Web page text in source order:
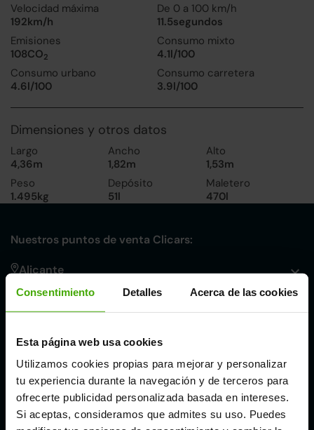
Consentimiento Detalles Acerca de las cookies
Esta página web usa cookies
Utilizamos cookies propias para mejorar y personalizar
tu experiencia durante la navegación y de terceros para
ofrecerte publicidad personalizada basada en intereses.
Si aceptas, consideramos que admites su uso. Puedes
Velocidad máxima
192km/h
De 0 a 100 km/h
11.5segundos
Emisiones
108CO2
Consumo mixto
4.1l/100
Consumo urbano
4.6l/100
Consumo carretera
3.9l/100
Dimensiones y otros datos
Largo
4,36m
Ancho
1,82m
Alto
1,53m
Peso
1.495kg
Depósito
51l
Maletero
470l
Nuestros puntos de venta Clicars:
Alicante
Córdoba
Málaga